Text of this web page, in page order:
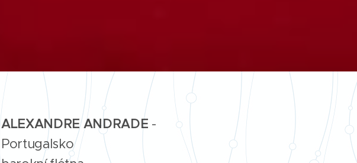
ALEXANDRE ANDRADE -
Portugalsko